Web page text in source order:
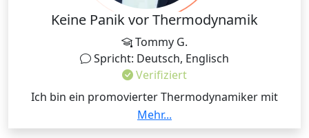
Keine Panik vor Thermodynamik
Tommy G.
Spricht: Deutsch, Englisch
Verifiziert
Ich bin ein promovierter Thermodynamiker mit
großer Leidenschaft an Modellierung und Simulation
technischer Systeme aller Art. Ich habe mehr als 14
Mehr...